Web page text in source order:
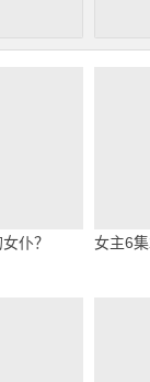
仆？ 女主6